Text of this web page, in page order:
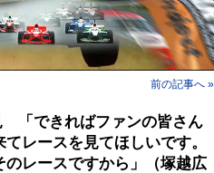
前の記事へ »
「できればファンの皆さん
レースを見てほしいです。
レースですから」（塚越広